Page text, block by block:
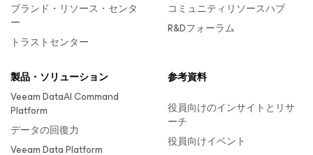
ブランド・リソース・センタ
ー
トラストセンター
コミュニティリソースハブ
R&Dフォーラム
製品・ソリューション
Veeam DataAI Command
Platform
データの回復力
Veeam Data Platform
参考資料
役員向けのインサイトとリサ
ーチ
役員向けイベント